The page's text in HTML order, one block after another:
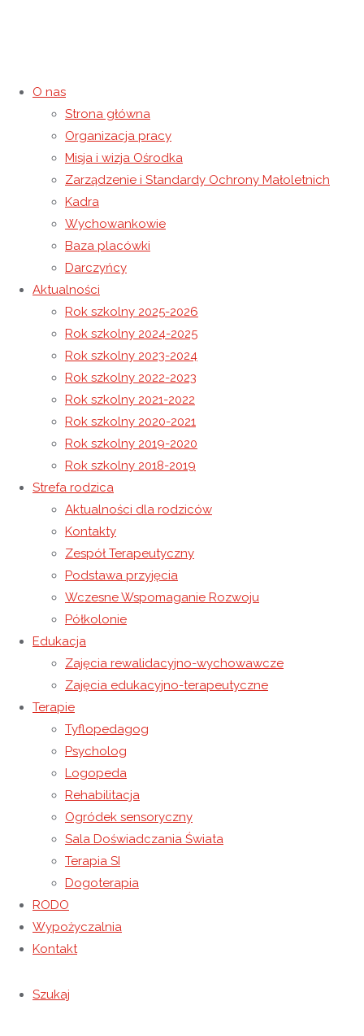
O nas
Strona główna
Organizacja pracy
Misja i wizja Ośrodka
Zarządzenie i Standardy Ochrony Małoletnich
Kadra
Wychowankowie
Baza placówki
Darczyńcy
Aktualności
Rok szkolny 2025-2026
Rok szkolny 2024-2025
Rok szkolny 2023-2024
Rok szkolny 2022-2023
Rok szkolny 2021-2022
Rok szkolny 2020-2021
Rok szkolny 2019-2020
Rok szkolny 2018-2019
Strefa rodzica
Aktualności dla rodziców
Kontakty
Zespół Terapeutyczny
Podstawa przyjęcia
Wczesne Wspomaganie Rozwoju
Półkolonie
Edukacja
Zajęcia rewalidacyjno-wychowawcze
Zajęcia edukacyjno-terapeutyczne
Terapie
Tyflopedagog
Psycholog
Logopeda
Rehabilitacja
Ogródek sensoryczny
Sala Doświadczania Świata
Terapia SI
Dogoterapia
RODO
Wypożyczalnia
Kontakt
Szukaj
Zakończenie roku szkolnego
2024/2025
30 czerwca 20251 lipca 2025
Strona główna Rok szkolny 2024-2025
szkolnego 2024/2025
Spotkanie z Bajkopisarzem
Półkolonia Letnia-Dzień Pierwszy
30 czerwca 20251 lipca 2025
Zakończenie roku szkolnego 2024/2025.
27 czerwca uroczyście zakończyliśmy rok
szkolny, uczestniczyliśmy we Mszy Świętej, po
której udaliśmy się wspólnie do Ośrodka, gdzie
Pani Dyrektor podziękowała księdzu
proboszczowi Feliksowi Paściakowi oraz
EwieBarnaś-
Odbyło się także wręczenie pamiątkowych
dyplomów dla Wychowanków, podziękowanie dla
Rodziców, Nauczycieli i Pracowników. Przed nami
czas wakacyjny, niech będzie on bezpiecznym
zasłużonym wypoczynkiem.